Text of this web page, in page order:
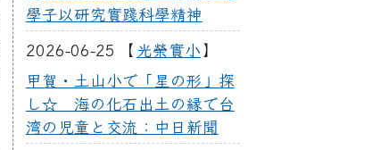
學子以研究實踐科學精神
2026-06-25 【 光榮實小 】
甲賀・土山小で「星の形」探
し☆ 海の化石出土の縁で台
湾の児童と交流：中日新聞